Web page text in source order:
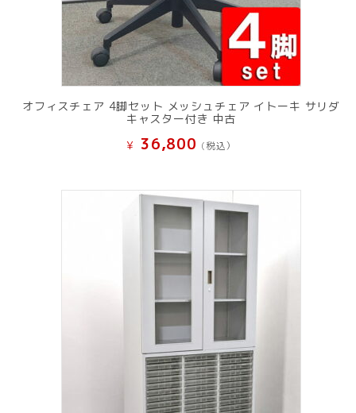
オフィスチェア 4脚セット メッシュチェア イトーキ サリダ
キャスター付き 中古
¥ 36,800 (税込）